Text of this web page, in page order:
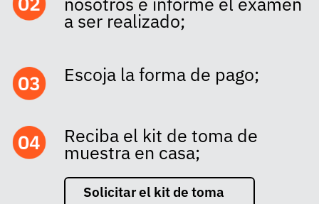
a ser realizado;
Escoja la forma de pago;
Reciba el kit de toma de
muestra en casa;
Solicitar el kit de toma